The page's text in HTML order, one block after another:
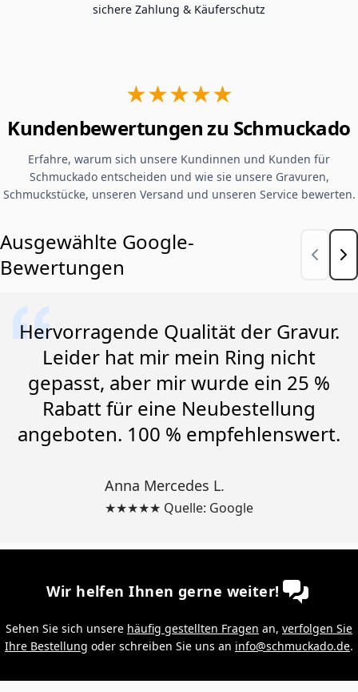
sichere Zahlung & Käuferschutz
★★★★★
Kundenbewertungen zu Schmuckado
Erfahre, warum sich unsere Kundinnen und Kunden für
Schmuckado entscheiden und wie sie unsere Gravuren,
Schmuckstücke, unseren Versand und unseren Service bewerten.
Ausgewählte Google-
Bewertungen
Hervorragende Qualität der Gravur.
Leider hat mir mein Ring nicht
gepasst, aber mir wurde ein 25 %
Rabatt für eine Neubestellung
angeboten. 100 % empfehlenswert.
Anna Mercedes L.
★★★★★ Quelle: Google
Wir helfen Ihnen gerne weiter!
Sehen Sie sich unsere häufig gestellten Fragen an, verfolgen Sie
Ihre Bestellung oder schreiben Sie uns an info@schmuckado.de.